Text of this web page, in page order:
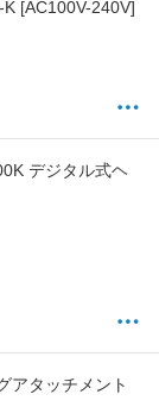
[AC100V-240V]
デジタル式ヘ
アタッチメント